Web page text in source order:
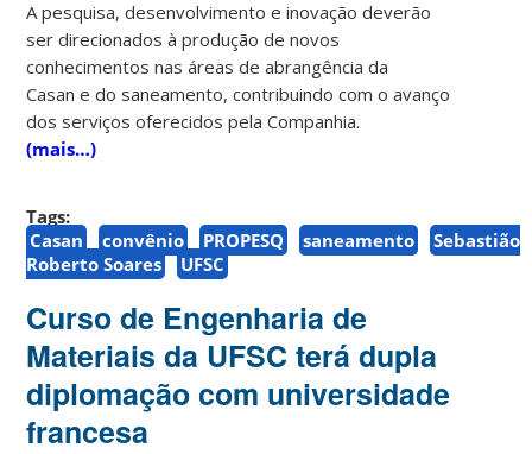
A pesquisa, desenvolvimento e inovação deverão
ser direcionados à produção de novos
conhecimentos nas áreas de abrangência da
Casan e do saneamento, contribuindo com o avanço
dos serviços oferecidos pela Companhia.
(mais…)
Tags:
Casan
convênio PROPESQ saneamento
Sebastião
Roberto Soares
UFSC
Curso de Engenharia de
Materiais da UFSC terá dupla
diplomação com universidade
francesa